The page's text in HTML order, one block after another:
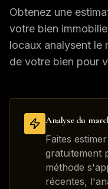
Obtenez une
votre bien
locaux analysent le
de votre bien pour
Analyse du
Faites
gratuitement
méthode
récentes,